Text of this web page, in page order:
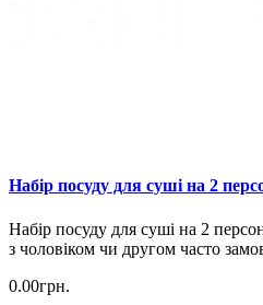
Набір посуду для суші на 2
Набір посуду для суші на 2
з чоловіком чи другом часто
0.00грн.